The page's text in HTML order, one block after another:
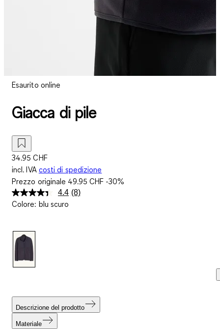
Esaurito online
Giacca di pile
34.95 CHF
incl. IVA costi di spedizione
Prezzo originale 49.95 CHF -30%
4.4 Leggi
(8)
Colore: blu scuro
Descrizione del prodotto
Materiale